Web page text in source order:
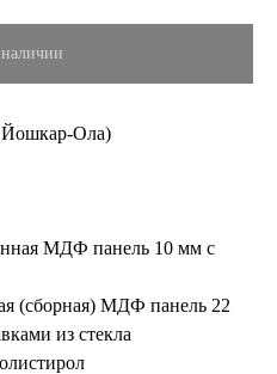
Йошкар-Ола)
МДФ панель 10 мм с
(сборная) МДФ панель 22
из стекла